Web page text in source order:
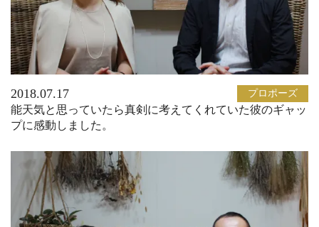
2018.07.17 プロポーズ
能天気と思っていたら真剣に考えてくれていた彼のギャッ
プに感動しました。